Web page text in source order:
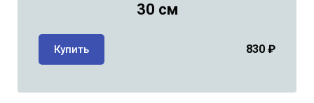
30 см
Купить 830 ₽